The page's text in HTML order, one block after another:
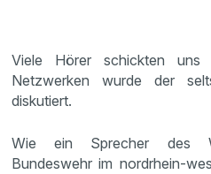
Viele Hörer schickten
Netzwerken wurde der
diskutiert.
Wie ein Sprecher des
Bundeswehr im nordrhein-